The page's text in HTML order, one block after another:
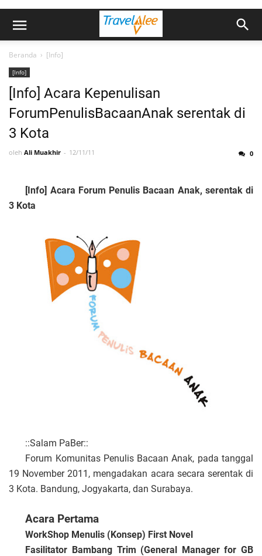
Beranda › [Info]
[Info]
[Info] Acara Kepenulisan
ForumPenulisBacaanAnak serentak di
3 Kota
oleh Ali Muakhir 12/11/11 0
[Info] Acara Forum Penulis Bacaan Anak, serentak di
3 Kota
::Salam PaBer::
Forum Komunitas Penulis Bacaan Anak, pada tanggal
19 November 2011, mengadakan acara secara serentak di
3 Kota. Bandung, Jogyakarta, dan Surabaya.
Acara Pertama
WorkShop Menulis (Konsep) First Novel
Fasilitator Bambang Trim (General Manager for GB